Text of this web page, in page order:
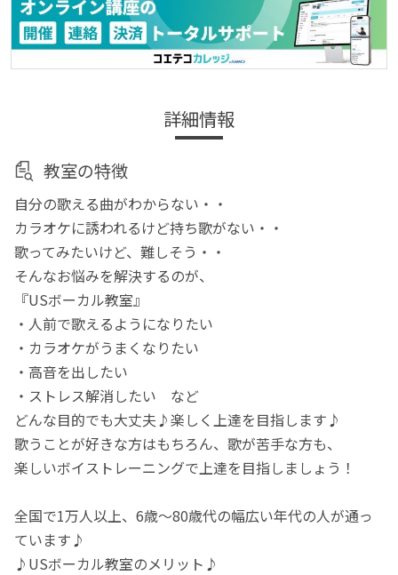
詳細情報
教室の特徴
自分の歌える曲がわからない・・
カラオケに誘われるけど持ち歌がない・・
歌ってみたいけど、難しそう・・
そんなお悩みを解決するのが、
『USボーカル教室』
・人前で歌えるようになりたい
・カラオケがうまくなりたい
・高音を出したい
・ストレス解消したい など
どんな目的でも大丈夫♪楽しく上達を目指します♪
歌うことが好きな方はもちろん、歌が苦手な方も、
楽しいボイストレーニングで上達を目指しましょう！
全国で1万人以上、6歳～80歳代の幅広い年代の人が通っ
ています♪
♪USボーカル教室のメリット♪